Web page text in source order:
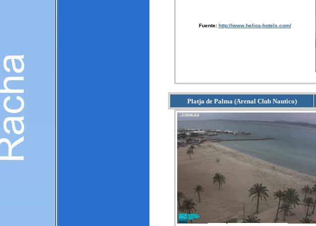
Fuente: http://www.helios-hotels.com/
Platja de Palma (Arenal Club Nautico)